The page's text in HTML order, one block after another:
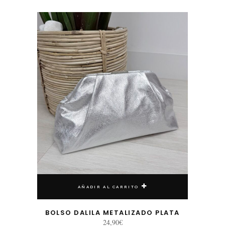
AÑADIR AL CARRITO
BOLSO DALILA METALIZADO PLATA
24,90€